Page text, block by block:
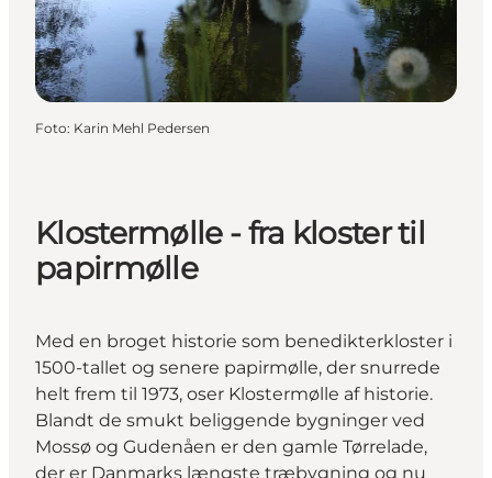
Foto: Karin Mehl Pedersen
Klostermølle - fra kloster til
papirmølle
Med en broget historie som benedikterkloster i
1500-tallet og senere papirmølle, der snurrede
helt frem til 1973, oser Klostermølle af historie.
Blandt de smukt beliggende bygninger ved
Mossø og Gudenåen er den gamle Tørrelade,
der er Danmarks længste træbygning og nu